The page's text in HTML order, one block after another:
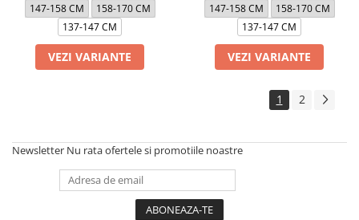
147-158 CM
158-170 CM
137-147 CM
VEZI VARIANTE
147-158 CM
158-170 CM
137-147 CM
VEZI VARIANTE
1 2
Newsletter Nu rata ofertele si promotiile noastre